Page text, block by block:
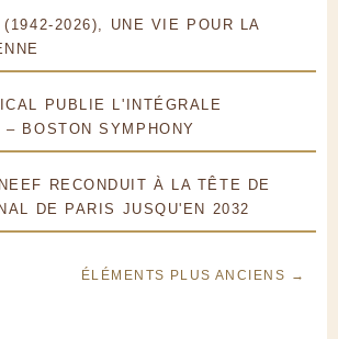
2026), UNE VIE POUR LA
PUBLIE L'INTÉGRALE
BOSTON SYMPHONY
RECONDUIT À LA TÊTE DE
DE PARIS JUSQU'EN 2032
ÉLÉMENTS PLUS ANCIENS →